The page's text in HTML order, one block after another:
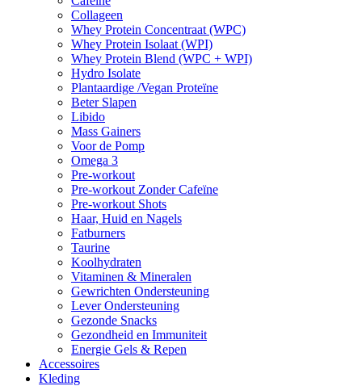
Collageen
Whey Protein Concentraat (WPC)
Whey Protein Isolaat (WPI)
Whey Protein Blend (WPC + WPI)
Hydro Isolate
Plantaardige /Vegan Proteïne
Beter Slapen
Libido
Mass Gainers
Voor de Pomp
Omega 3
Pre-workout
Pre-workout Zonder Cafeïne
Pre-workout Shots
Haar, Huid en Nagels
Fatburners
Taurine
Koolhydraten
Vitaminen & Mineralen
Gewrichten Ondersteuning
Lever Ondersteuning
Gezonde Snacks
Gezondheid en Immuniteit
Energie Gels & Repen
Accessoires
Kleding